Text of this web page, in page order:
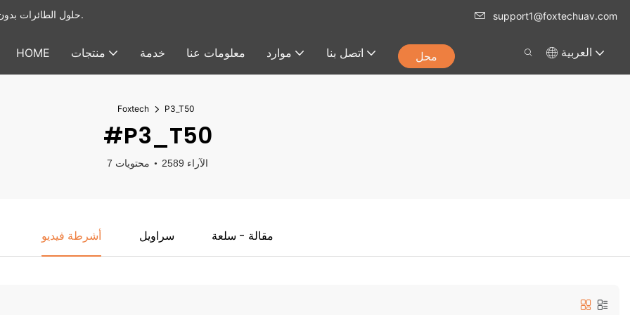
يوفر Foxtech حلول الطائرات بدون طيار الصناعية & أنظمة الحمولة النافعة للطائرات بدون طيار. support1@foxtechuav.com
HOME منتجات خدمة معلومات عنا موارد اتصل بنا محل العربية
Foxtech P3_T50
#P3_T50
7 محتويات 2589 الآراء
أشرطة فيديو سراويل مقالة - سلعة